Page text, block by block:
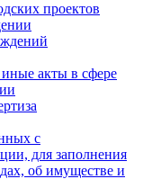
проектов
акты в сфере
с
для заполнения
об имуществе и